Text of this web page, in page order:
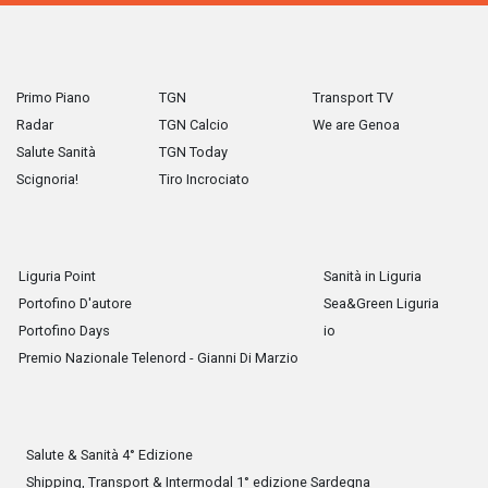
Primo Piano
Radar
Salute Sanità
Scignoria!
TGN
TGN Calcio
TGN Today
Tiro Incrociato
Transport TV
We are Genoa
Liguria Point
Portofino D'autore
Portofino Days
Premio Nazionale Telenord - Gianni Di Marzio
Sanità in Liguria
Sea&Green Liguria
io
Salute & Sanità 4° Edizione
Shipping, Transport & Intermodal 1° edizione Sardegna